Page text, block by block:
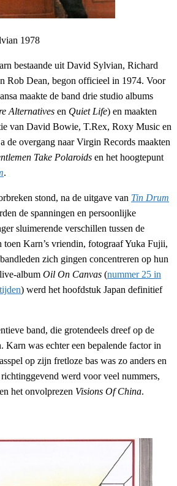
1978
bestaande uit David Sylvian, Richard
Rob Dean, begon officieel in 1974. Voor
maakte de band drie studio albums
Alternatives en Quiet Life) en maakten
van David Bowie, T.Rex, Roxy Music en
de overgang naar Virgin Records maakten
Take Polaroids en het hoogtepunt
.
stond, na de uitgave van Tin Drum
de spanningen en persoonlijke
sluimerende verschillen tussen de
toen Karn’s vriendin, fotograaf Yuka Fujii,
zich gingen concentreren op hun
album Oil On Canvas (nummer 25 in
) werd het hoofdstuk Japan definitief
band, die grotendeels dreef op de
Karn was echter een bepalende factor in
op zijn fretloze bas was zo anders en
werd voor veel nummers,
en het onvolprezen Visions Of China.